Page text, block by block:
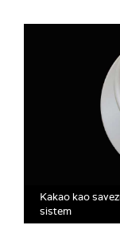
Kakao kao
sistem